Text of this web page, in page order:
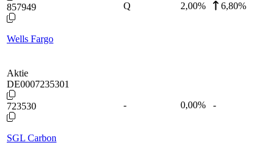
857949
Wells Fargo
Q 2,00% 6,80%
Aktie
DE0007235301
723530
SGL Carbon
- 0,00% -